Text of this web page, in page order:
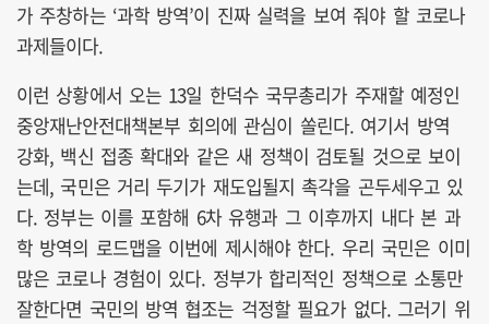
가 주창하는 ‘과학 방역’이 진짜 실력을 보여 줘야 할 코로나
과제들이다.
이런 상황에서 오는 13일 한덕수 국무총리가 주재할 예정인
중앙재난안전대책본부 회의에 관심이 쏠린다. 여기서 방역
강화, 백신 접종 확대와 같은 새 정책이 검토될 것으로 보이
는데, 국민은 거리 두기가 재도입될지 촉각을 곤두세우고 있
다. 정부는 이를 포함해 6차 유행과 그 이후까지 내다 본 과
학 방역의 로드맵을 이번에 제시해야 한다. 우리 국민은 이미
많은 코로나 경험이 있다. 정부가 합리적인 정책으로 소통만
잘한다면 국민의 방역 협조는 걱정할 필요가 없다. 그러기 위